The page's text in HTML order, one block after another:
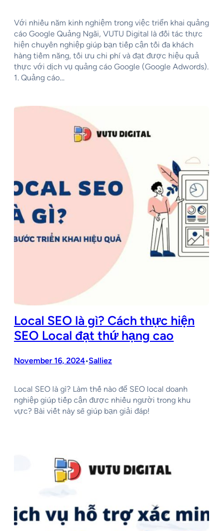
Với nhiều năm kinh nghiệm trong việc triển khai quảng
cáo Google Quảng Ngãi, VUTU Digital là đối tác thực
hiện chuyên nghiệp giúp bạn tiếp cận tối đa khách
hàng tiềm năng, tối ưu chi phí và đạt được hiệu quả
thực với dịch vụ quảng cáo Google (Google Adwords).
1. Quảng cáo…
Local SEO là gì? Cách thực hiện
SEO Local đạt thứ hạng cao
November 16, 2024•Salliez
Local SEO là gì? Làm thế nào để SEO local doanh
nghiệp giúp tiếp cận được nhiều người trong khu
vực? Bài viết này sẽ giúp bạn giải đáp!